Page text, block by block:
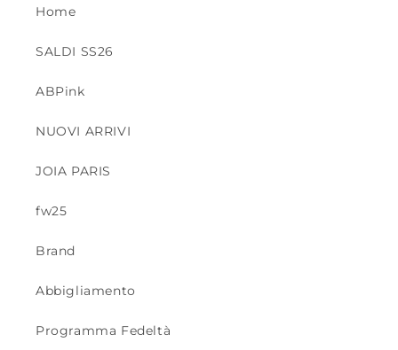
Home
SALDI SS26
ABPink
NUOVI ARRIVI
JOIA PARIS
fw25
Brand
Abbigliamento
Programma Fedeltà